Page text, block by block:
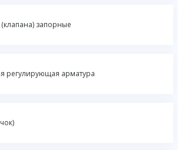
запорные
регулирующая арматура